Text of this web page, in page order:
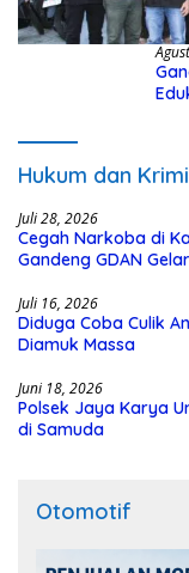
Hukum dan
Juli 28, 2026
Cegah Narkoba di
Gandeng GDAN
Juli 16, 2026
Diduga Coba Culik
Diamuk Massa
Juni 18, 2026
Polsek Jaya Karya
di Samuda
Otomotif